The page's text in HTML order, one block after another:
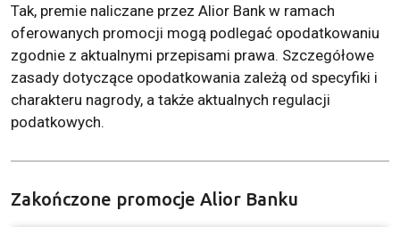
Tak, premie naliczane przez Alior Bank w ramach
oferowanych promocji mogą podlegać opodatkowaniu
zgodnie z aktualnymi przepisami prawa. Szczegółowe
zasady dotyczące opodatkowania zależą od specyfiki i
charakteru nagrody, a także aktualnych regulacji
podatkowych.
Zakończone promocje Alior Banku